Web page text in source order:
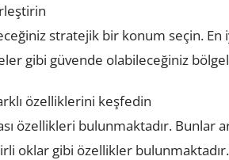
stratejik bir konum seçin.
gibi güvende olabileceğiniz
özelliklerini keşfedin
özellikleri bulunmaktadır. Bunlar
oklar gibi özellikler